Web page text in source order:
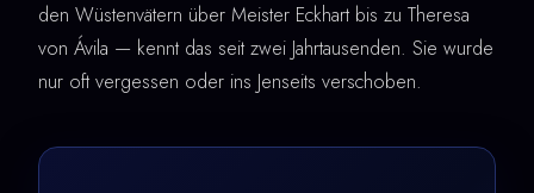
den Wüstenvätern über Meister Eckhart bis zu Theresa
von Ávila — kennt das seit zwei Jahrtausenden. Sie wurde
nur oft vergessen oder ins Jenseits verschoben.